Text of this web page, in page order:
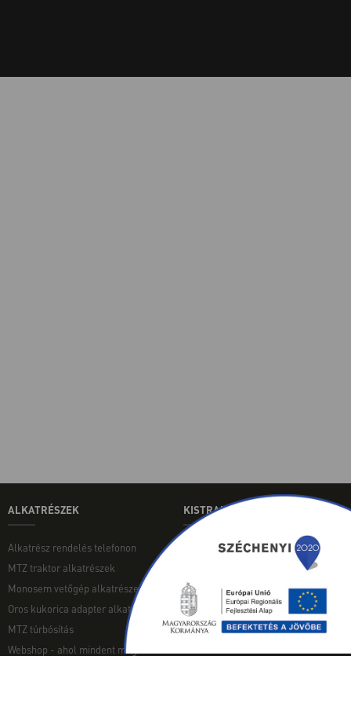
ALKATRÉSZEK
Alkatrész rendelés telefonon
MTZ traktor alkatrészek
Monosem vetőgép alkatrészek
Oros kukorica adapter alkatrészek
MTZ túrbósítás
Webshop - ahol mindent megtalálsz
KISTRAKTOROK
Aktuális használt japán
INGYENES TANULMÁNY
Kistraktor Alkatrész Webáruház